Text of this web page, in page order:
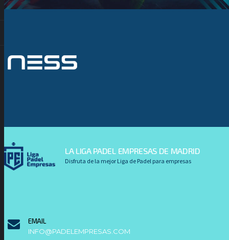
LA LIGA PADEL EMPRESAS DE MADRID
Disfruta de la mejor Liga de Padel para empresas
EMAIL
INFO@PADELEMPRESAS.COM